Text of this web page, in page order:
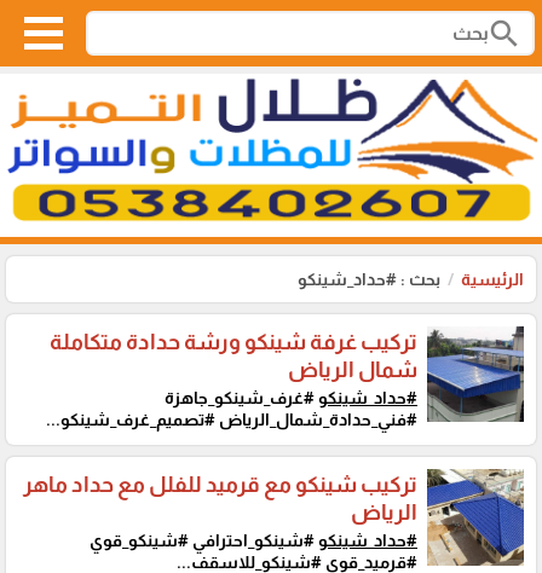
search
الرئيسية بحث : #حداد_شينكو
تركيب غرفة شينكو ورشة حدادة متكاملة
شمال الرياض
#حداد_شينكو#غرف_شينكو_جاهزة
#فني_حدادة_شمال_الرياض #تصميم_غرف_شينكو...
تركيب شينكو مع قرميد للفلل مع حداد ماهر
الرياض
#حداد_شينكو#شينكو_احترافي #شينكو_قوي
#قرميد_قوي #شينكو_للاسقف...